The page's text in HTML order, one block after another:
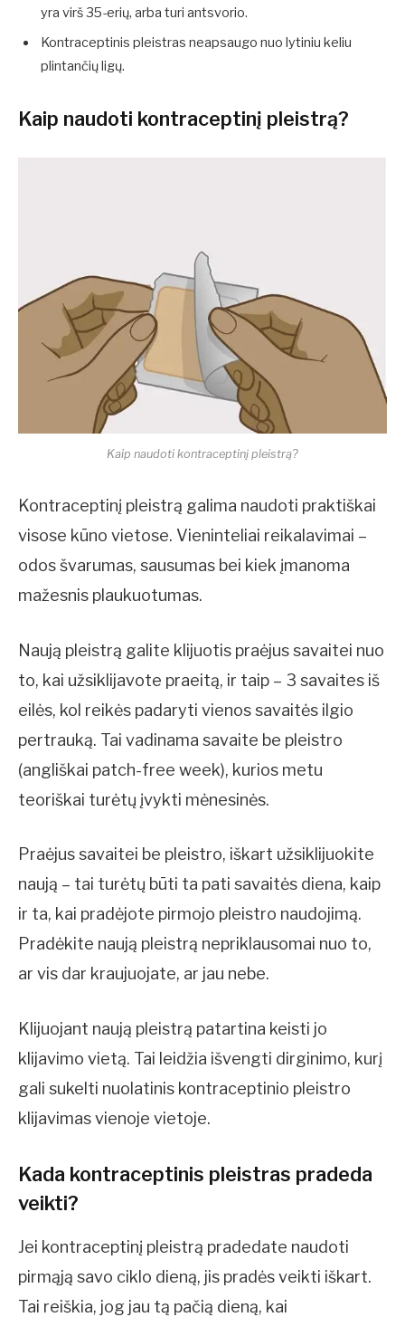
yra virš 35-erių, arba turi antsvorio.
Kontraceptinis pleistras neapsaugo nuo lytiniu keliu
plintančių ligų.
Kaip naudoti kontraceptinį pleistrą?
Kaip naudoti kontraceptinį pleistrą?
Kontraceptinį pleistrą galima naudoti praktiškai
visose kūno vietose. Vieninteliai reikalavimai –
odos švarumas, sausumas bei kiek įmanoma
mažesnis plaukuotumas.
Naują pleistrą galite klijuotis praėjus savaitei nuo
to, kai užsiklijavote praeitą, ir taip – 3 savaites iš
eilės, kol reikės padaryti vienos savaitės ilgio
pertrauką. Tai vadinama savaite be pleistro
(angliškai patch-free week), kurios metu
teoriškai turėtų įvykti mėnesinės.
Praėjus savaitei be pleistro, iškart užsiklijuokite
naują – tai turėtų būti ta pati savaitės diena, kaip
ir ta, kai pradėjote pirmojo pleistro naudojimą.
Pradėkite naują pleistrą nepriklausomai nuo to,
ar vis dar kraujuojate, ar jau nebe.
Klijuojant naują pleistrą patartina keisti jo
klijavimo vietą. Tai leidžia išvengti dirginimo, kurį
gali sukelti nuolatinis kontraceptinio pleistro
klijavimas vienoje vietoje.
Kada kontraceptinis pleistras pradeda
veikti?
Jei kontraceptinį pleistrą pradedate naudoti
pirmąją savo ciklo dieną, jis pradės veikti iškart.
Tai reiškia, jog jau tą pačią dieną, kai